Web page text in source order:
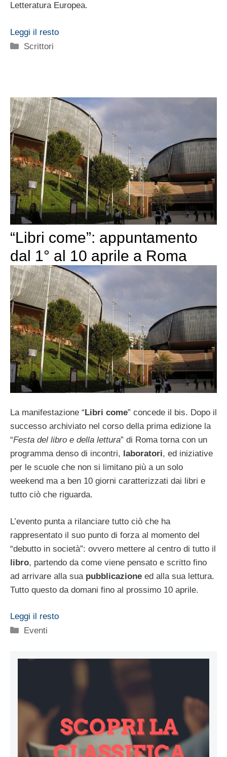
Letteratura Europea.
Leggi il resto
Categorie
Scrittori
“Libri come”: appuntamento
dal 1° al 10 aprile a Roma
La manifestazione “Libri come” concede il bis. Dopo il
successo archiviato nel corso della prima edizione la
“Festa del libro e della lettura” di Roma torna con un
programma denso di incontri, laboratori, ed iniziative
per le scuole che non si limitano più a un solo
weekend ma a ben 10 giorni caratterizzati dai libri e
tutto ciò che riguarda.
L’evento punta a rilanciare tutto ciò che ha
rappresentato il suo punto di forza al momento del
“debutto in società”: ovvero mettere al centro di tutto il
libro, partendo da come viene pensato e scritto fino
ad arrivare alla sua pubblicazione ed alla sua lettura.
Tutto questo da domani fino al prossimo 10 aprile.
Leggi il resto
Categorie
Eventi